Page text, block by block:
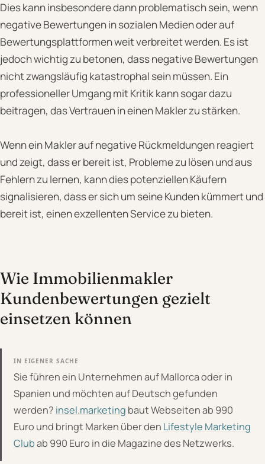
Dies kann insbesondere dann problematisch sein, wenn
negative Bewertungen in sozialen Medien oder auf
Bewertungsplattformen weit verbreitet werden. Es ist
jedoch wichtig zu betonen, dass negative Bewertungen
nicht zwangsläufig katastrophal sein müssen. Ein
professioneller Umgang mit Kritik kann sogar dazu
beitragen, das Vertrauen in einen Makler zu stärken.
Wenn ein Makler auf negative Rückmeldungen reagiert
und zeigt, dass er bereit ist, Probleme zu lösen und aus
Fehlern zu lernen, kann dies potenziellen Käufern
signalisieren, dass er sich um seine Kunden kümmert und
bereit ist, einen exzellenten Service zu bieten.
Wie Immobilienmakler
Kundenbewertungen gezielt
einsetzen können
IN EIGENER SACHE
Sie führen ein Unternehmen auf Mallorca oder in
Spanien und möchten auf Deutsch gefunden
werden? insel.marketing baut Webseiten ab 990
Euro und bringt Marken über den Lifestyle Marketing
Clubab 990 Euro in die Magazine des Netzwerks.